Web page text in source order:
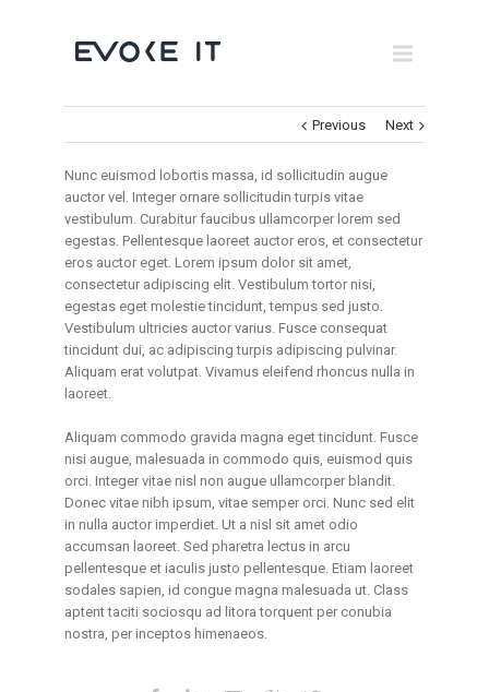
×
Museums
Brand Activation
Corporate
All
Previous Next
Nunc euismod lobortis massa, id sollicitudin augue
auctor vel. Integer ornare sollicitudin turpis vitae
vestibulum. Curabitur faucibus ullamcorper lorem sed
egestas. Pellentesque laoreet auctor eros, et consectetur
eros auctor eget. Lorem ipsum dolor sit amet,
consectetur adipiscing elit. Vestibulum tortor nisi,
egestas eget molestie tincidunt, tempus sed justo.
Vestibulum ultricies auctor varius. Fusce consequat
tincidunt dui, ac adipiscing turpis adipiscing pulvinar.
Aliquam erat volutpat. Vivamus eleifend rhoncus nulla in
laoreet.
Aliquam commodo gravida magna eget tincidunt. Fusce
nisi augue, malesuada in commodo quis, euismod quis
orci. Integer vitae nisl non augue ullamcorper blandit.
Donec vitae nibh ipsum, vitae semper orci. Nunc sed elit
in nulla auctor imperdiet. Ut a nisl sit amet odio
accumsan laoreet. Sed pharetra lectus in arcu
pellentesque et iaculis justo pellentesque. Etiam laoreet
sodales sapien, id congue magna malesuada ut. Class
aptent taciti sociosqu ad litora torquent per conubia
nostra, per inceptos himenaeos.